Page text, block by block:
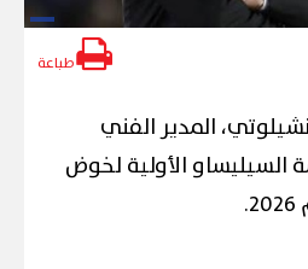
طباعة
المدير الفني
السيليساو الأولية لخوض